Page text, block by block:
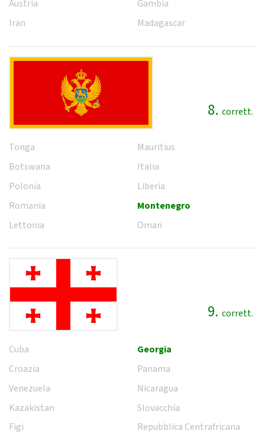
Austria
Iran
Gambia
Madagascar
8. corrett.
Tonga
Botswana
Polonia
Romania
Lettonia
Mauritius
Italia
Liberia
Montenegro
Oman
9. corrett.
Cuba
Croazia
Venezuela
Kazakistan
Figi
Georgia
Panama
Nicaragua
Slovacchia
Repubblica Centrafricana